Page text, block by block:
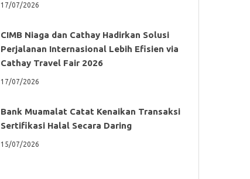
17/07/2026
CIMB Niaga dan Cathay Hadirkan Solusi
Perjalanan Internasional Lebih Efisien via
Cathay Travel Fair 2026
17/07/2026
Bank Muamalat Catat Kenaikan Transaksi
Sertifikasi Halal Secara Daring
15/07/2026